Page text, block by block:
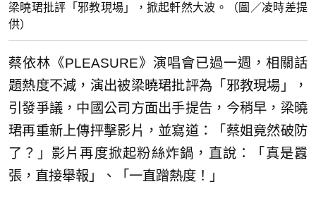
梁曉珺批評「邪教現場」，掀起軒然大波。（圖／凌時差提
供）
蔡依林《PLEASURE》演唱會已過一週，相關話
題熱度不減，演出被梁曉珺批評為「邪教現場」，
引發爭議，中國公司方面出手提告，今稍早，梁曉
珺再重新上傳抨擊影片，並寫道：「蔡姐竟然破防
了？」影片再度掀起粉絲炸鍋，直說：「真是囂
張，直接舉報」、「一直蹭熱度！」